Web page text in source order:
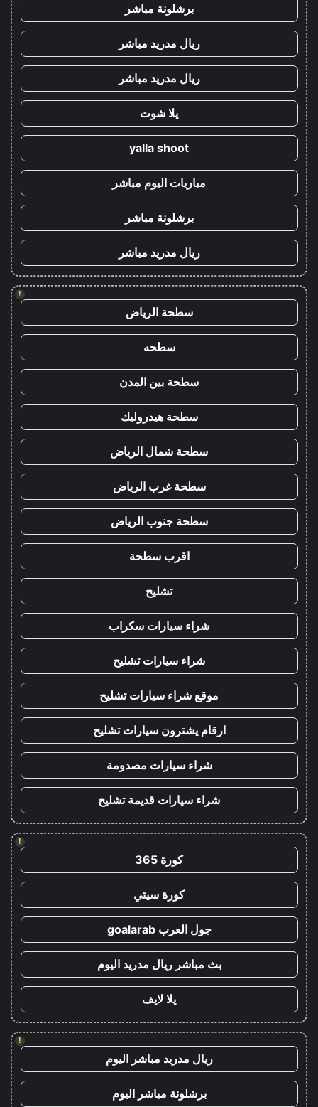
برشلونة مباشر
ريال مدريد مباشر
ريال مدريد مباشر
يلا شوت
yalla shoot
مباريات اليوم مباشر
برشلونة مباشر
ريال مدريد مباشر
!
سطحة الرياض
سطحه
سطحة بين المدن
سطحة هيدروليك
سطحة شمال الرياض
سطحة غرب الرياض
سطحة جنوب الرياض
اقرب سطحة
تشليح
شراء سيارات سكراب
شراء سيارات تشليح
موقع شراء سيارات تشليح
ارقام يشترون سيارات تشليح
شراء سيارات مصدومة
شراء سيارات قديمة تشليح
!
كورة 365
كورة سيتي
جول العرب goalarab
بث مباشر ريال مدريد اليوم
يلا لايف
!
ريال مدريد مباشر اليوم
برشلونة مباشر اليوم